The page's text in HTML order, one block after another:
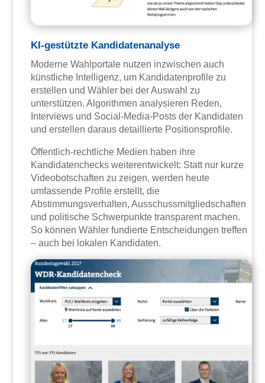
KI-gestützte Kandidatenanalyse
Moderne Wahlportale nutzen inzwischen auch
künstliche Intelligenz, um Kandidatenprofile zu
erstellen und Wähler bei der Auswahl zu
unterstützen. Algorithmen analysieren Reden,
Interviews und Social-Media-Posts der Kandidaten
und erstellen daraus detaillierte Positionsprofile.
Öffentlich-rechtliche Medien haben ihre
Kandidatenchecks weiterentwickelt: Statt nur kurze
Videobotschaften zu zeigen, werden heute
umfassende Profile erstellt, die
Abstimmungsverhalten, Ausschussmitgliedschaften
und politische Schwerpunkte transparent machen.
So können Wähler fundierte Entscheidungen treffen
– auch bei lokalen Kandidaten.